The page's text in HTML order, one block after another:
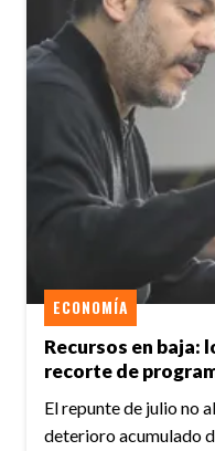
Recursos en baja:
recorte de
ECONOMÍA
El repunte de julio no
deterioro acumulado